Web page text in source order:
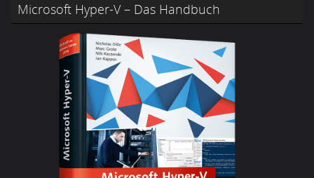
Microsoft Hyper-V – Das Handbuch